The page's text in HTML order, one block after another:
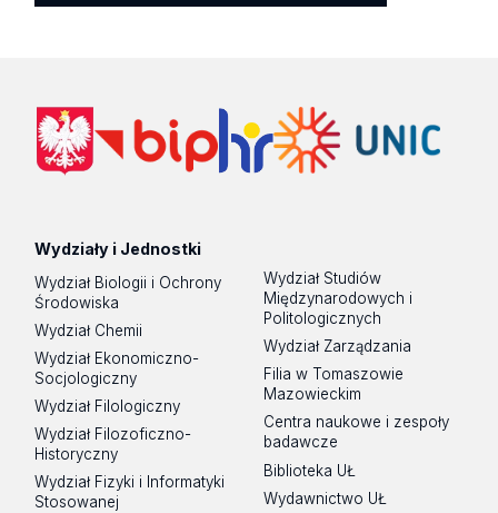
Wydziały i Jednostki
Wydział Biologii i Ochrony
Środowiska
Wydział Chemii
Wydział Ekonomiczno-
Socjologiczny
Wydział Filologiczny
Wydział Filozoficzno-
Historyczny
Wydział Fizyki i Informatyki
Stosowanej
Wydział Studiów
Międzynarodowych i
Politologicznych
Wydział Zarządzania
Filia w Tomaszowie
Mazowieckim
Centra naukowe i zespoły
badawcze
Biblioteka UŁ
Wydawnictwo UŁ